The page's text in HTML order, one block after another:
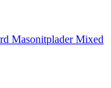
MasonitpladerMixed